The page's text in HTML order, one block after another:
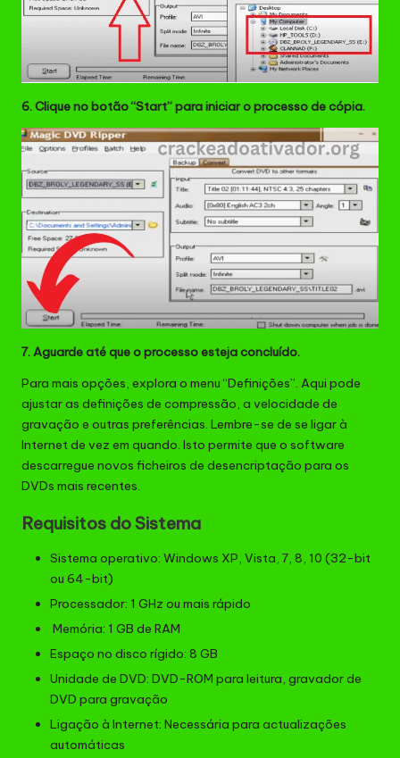
6. Clique no botão “Start” para iniciar o processo de cópia.
7. Aguarde até que o processo esteja concluído.
Para mais opções, explora o menu “Definições”. Aqui pode
ajustar as definições de compressão, a velocidade de
gravação e outras preferências. Lembre-se de se ligar à
Internet de vez em quando. Isto permite que o software
descarregue novos ficheiros de desencriptação para os
DVDs mais recentes.
Requisitos do Sistema
Sistema operativo: Windows XP, Vista, 7, 8, 10 (32-bit
ou 64-bit)
Processador: 1 GHz ou mais rápido
Memória: 1 GB de RAM
Espaço no disco rígido: 8 GB
Unidade de DVD: DVD-ROM para leitura, gravador de
DVD para gravação
Ligação à Internet: Necessária para actualizações
automáticas